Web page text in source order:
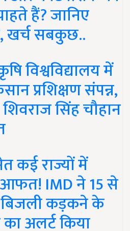
हैं? जानिए
खर्च सबकुछ..
विश्वविद्यालय में
प्रशिक्षण संपन्न,
शिवराज सिंह चौहान
कई राज्यों में
आफत! IMD ने 15 से
बिजली कड़कने के
अलर्ट किया